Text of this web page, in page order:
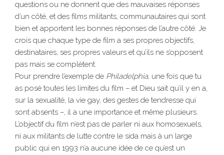
questions ou ne donnent que des mauvaises réponses
d’un côté, et des films militants, communautaires qui sont
bien et apportent les bonnes réponses de l’autre côté. Je
crois que chaque type de film a ses propres objectifs,
destinataires, ses propres valeurs et qu’ils ne s’opposent
pas mais se complètent.
Pour prendre l’exemple de Philadelphia, une fois que tu
as posé toutes les limites du film – et Dieu sait qu’il y en a,
sur la sexualité, la vie gay, des gestes de tendresse qui
sont absents –, il a une importance et même plusieurs.
L’objectif du film n’est pas de parler ni aux homosexuels,
ni aux militants de lutte contre le sida mais à un large
public qui en 1993 n’a aucune idée de ce qu’est un